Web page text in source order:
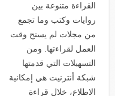
القراءة متنوعة بين
روايات وكتب وما تجمع
من مجلات لم يسنح وقت
العمل لقراءتها. ومن
التسهيلات التي قدمتها
شبكة أنترنيت هي إمكانية
الاطلاع، خلال قراءة